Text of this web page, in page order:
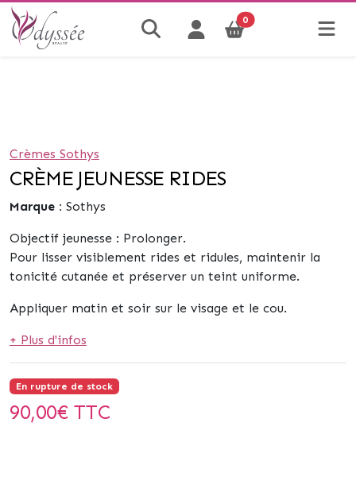
0
Crèmes Sothys
CRÈME JEUNESSE RIDES
Marque : Sothys
Objectif jeunesse : Prolonger.
Pour lisser visiblement rides et ridules, maintenir la
tonicité cutanée et préserver un teint uniforme.
Appliquer matin et soir sur le visage et le cou.
+ Plus d'infos
En rupture de stock
90,00€ TTC